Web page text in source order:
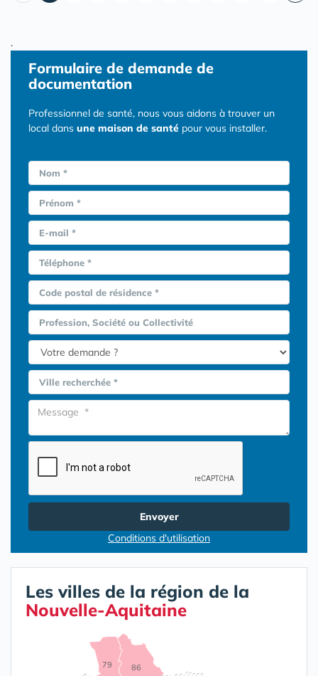
.
Formulaire de demande de
documentation
Professionnel de santé, nous vous aidons à trouver un
local dans une maison de santé pour vous installer.
Nom *
Prénom *
E-mail *
Téléphone *
Code postal de résidence *
Profession, Société ou Collectivité
Ville recherchée *
Envoyer
Conditions d'utilisation
Les villes de la région de la
Nouvelle-Aquitaine
79 86